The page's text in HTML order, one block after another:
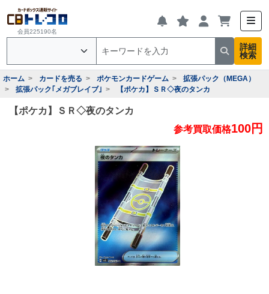
会員225190名
詳細
検索
ホーム カードを売る ポケモンカードゲーム
拡張パック（MEGA）
拡張パック｢メガブレイブ｣
【ポケカ】ＳＲ◇夜のタンカ
【ポケカ】ＳＲ◇夜のタンカ
参考買取価格100円